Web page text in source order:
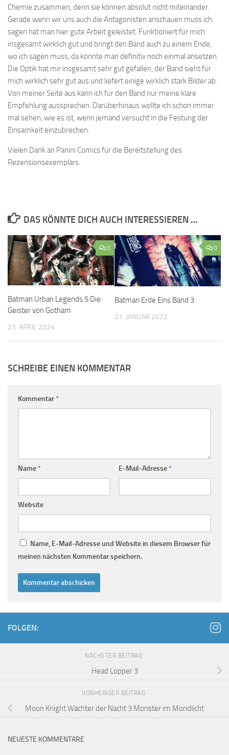
Chemie zusammen, denn sie können absolut nicht miteinander.
Gerade wenn wir uns auch die Antagonisten anschauen muss ich
sagen hat man hier gute Arbeit geleistet. Funktioniert für mich
insgesamt wirklich gut und bringt den Band auch zu einem Ende,
wo ich sagen muss, da könnte man definitiv noch einmal ansetzen.
Die Optik hat mir insgesamt sehr gut gefallen, der Band sieht für
mich wirklich sehr gut aus und liefert einige wirklich stark Bilder ab.
Von meiner Seite aus kann ich für den Band nur meine klare
Empfehlung aussprechen. Darüberhinaus wollte ich schon immer
mal sehen, wie es ist, wenn jemand versucht in die Festung der
Einsamkeit einzubrechen.
Vielen Dank an Panini Comics für die Bereitstellung des
Rezensionsexemplars.
DAS KÖNNTE DICH AUCH INTERESSIEREN …
0
Batman Urban Legends 5 Die
Geister von Gotham
25. APRIL 2024
0
Batman Erde Eins Band 3
21. JANUAR 2022
SCHREIBE EINEN KOMMENTAR
Kommentar*
Name* E-Mail-Adresse*
Website
Name, E-Mail-Adresse und Website in diesem Browser für
meinen nächsten Kommentar speichern.
FOLGEN:
NÄCHSTER BEITRAG
Head Lopper 3
VORHERIGER BEITRAG
Moon Knight Wächter der Nacht 3 Monster im Mondlicht
NEUESTE KOMMENTARE